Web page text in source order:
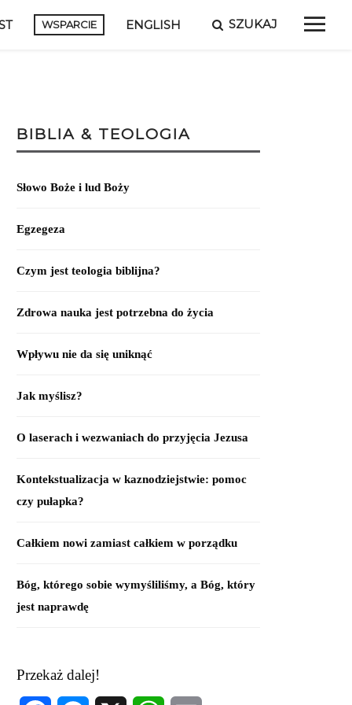
WSPARCIE ENGLISH SZUKAJ
BIBLIA & TEOLOGIA
Słowo Boże i lud Boży
Egzegeza
Czym jest teologia biblijna?
Zdrowa nauka jest potrzebna do życia
Wpływu nie da się uniknąć
Jak myślisz?
O laserach i wezwaniach do przyjęcia Jezusa
Kontekstualizacja w kaznodziejstwie: pomoc
czy pułapka?
Całkiem nowi zamiast całkiem w porządku
Bóg, którego sobie wymyśliliśmy, a Bóg, który
jest naprawdę
Przekaż dalej!